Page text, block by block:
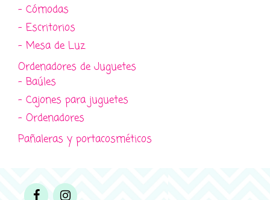
- Cómodas
- Escritorios
- Mesa de Luz
Ordenadores de Juguetes
- Baúles
- Cajones para juguetes
- Ordenadores
Pañaleras y portacosméticos